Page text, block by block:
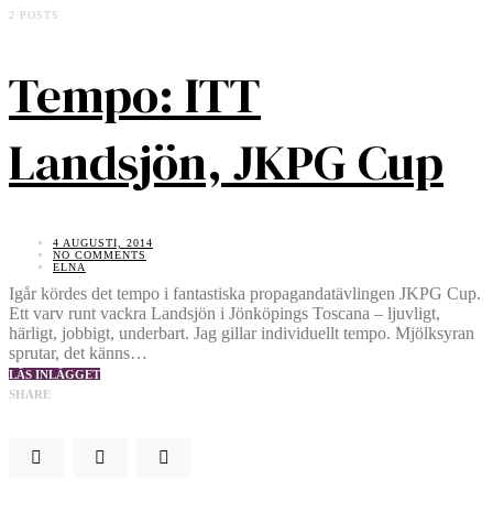
2 POSTS
Tempo: ITT
Landsjön, JKPG Cup
4 AUGUSTI, 2014
NO COMMENTS
ELNA
Igår kördes det tempo i fantastiska propagandatävlingen JKPG Cup.
Ett varv runt vackra Landsjön i Jönköpings Toscana – ljuvligt,
härligt, jobbigt, underbart. Jag gillar individuellt tempo. Mjölksyran
sprutar, det känns…
LÄS INLÄGGET
SHARE